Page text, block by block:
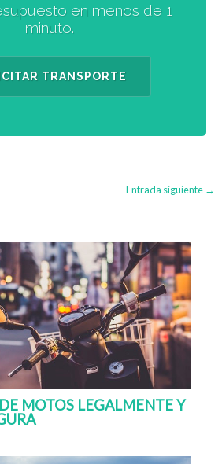
en menos de 1
minuto.
TRANSPORTE
Entrada siguiente →
MOTOS LEGALMENTE Y